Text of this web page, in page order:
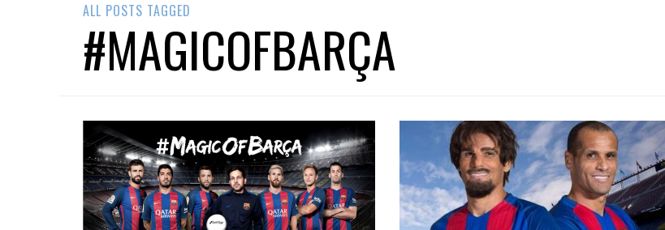
ALL POSTS TAGGED
#MAGICOFBARÇA